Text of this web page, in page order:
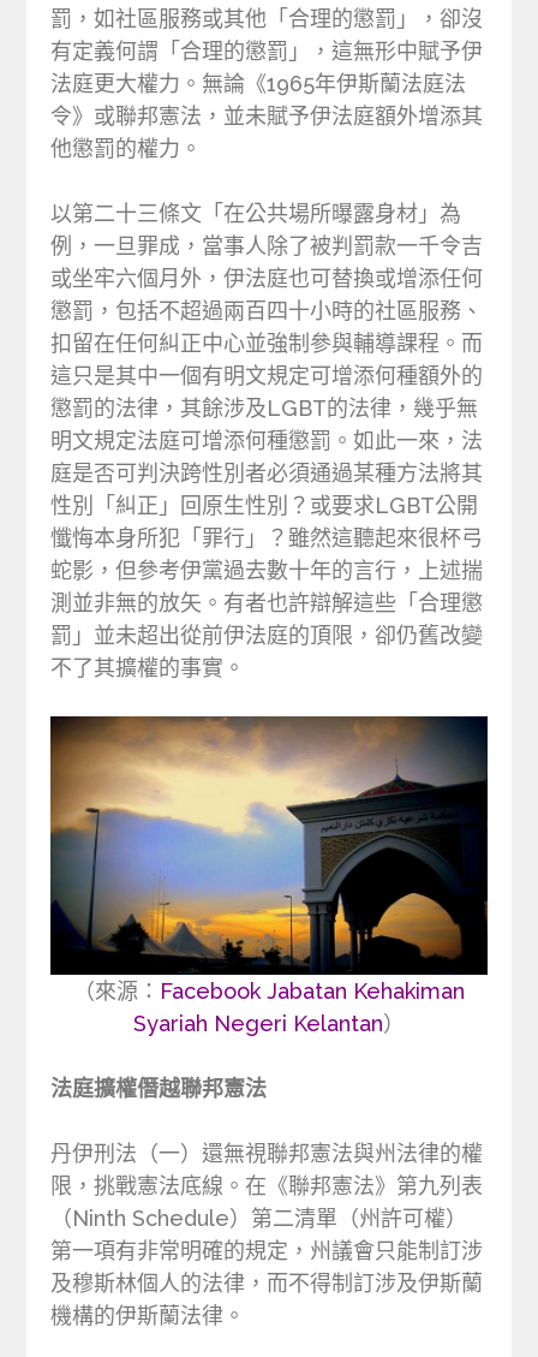
罰，如社區服務或其他「合理的懲罰」，卻沒
有定義何謂「合理的懲罰」，這無形中賦予伊
法庭更大權力。無論《1965年伊斯蘭法庭法
令》或聯邦憲法，並未賦予伊法庭額外增添其
他懲罰的權力。
以第二十三條文「在公共場所曝露身材」為
例，一旦罪成，當事人除了被判罰款一千令吉
或坐牢六個月外，伊法庭也可替換或增添任何
懲罰，包括不超過兩百四十小時的社區服務、
扣留在任何糾正中心並強制參與輔導課程。而
這只是其中一個有明文規定可增添何種額外的
懲罰的法律，其餘涉及LGBT的法律，幾乎無
明文規定法庭可增添何種懲罰。如此一來，法
庭是否可判決跨性別者必須通過某種方法將其
性別「糾正」回原生性別？或要求LGBT公開
懺悔本身所犯「罪行」？雖然這聽起來很杯弓
蛇影，但參考伊黨過去數十年的言行，上述揣
測並非無的放矢。有者也許辯解這些「合理懲
罰」並未超出從前伊法庭的頂限，卻仍舊改變
不了其擴權的事實。
（來源： Facebook Jabatan Kehakiman
Syariah Negeri Kelantan）
法庭擴權僭越聯邦憲法
丹伊刑法（一）還無視聯邦憲法與州法律的權
限，挑戰憲法底線。在《聯邦憲法》第九列表
（Ninth Schedule）第二清單（州許可權）
第一項有非常明確的規定，州議會只能制訂涉
及穆斯林個人的法律，而不得制訂涉及伊斯蘭
機構的伊斯蘭法律。